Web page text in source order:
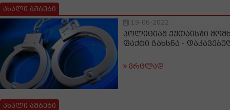
ახალი ამბები
19-06-2022
პოლიციამ ქუთაისში
ფაქტი გახსნა -
ვრცლად
ახალი ამბები